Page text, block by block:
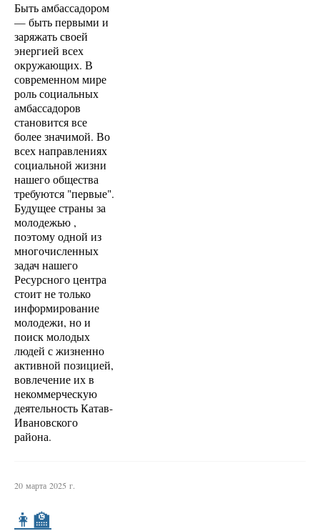
Быть амбассадором
— быть первыми и
заряжать своей
энергией всех
окружающих. В
современном мире
роль социальных
амбассадоров
становится все
более значимой. Во
всех направлениях
социальной жизни
нашего общества
требуются "первые".
Будущее страны за
молодежью ,
поэтому одной из
многочисленных
задач нашего
Ресурсного центра
стоит не только
информирование
молодежи, но и
поиск молодых
людей с жизненно
активной позицией,
вовлечение их в
некоммерческую
деятельность Катав-
Ивановского
района.
20 марта 2025 г.
👩‍🏫